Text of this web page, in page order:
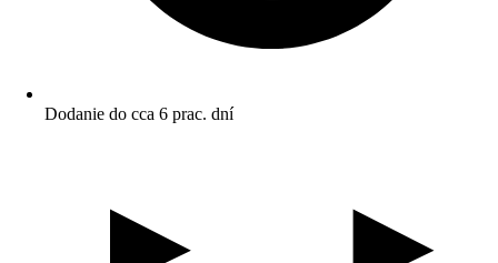
Dodanie do cca 6 prac. dní